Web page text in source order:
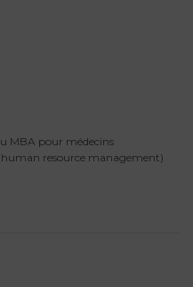
MBA pour médecins
resource management)